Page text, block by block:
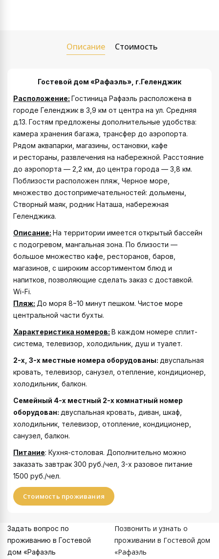
Описание Стоимость
Гостевой дом «Рафаэль», г.Геленджик
Расположение: Гостиница Рафаэль расположена в
городе Геленджик в 3,9 км от центра на ул. Средняя
д.13. Гостям предложены дополнительные удобства:
камера хранения багажа, трансфер до аэропорта.
Рядом аквапарки, магазины, остановки, кафе
и рестораны, развлечения на набережной. Расстояние
до аэропорта — 2,2 км, до центра города — 3,8 км.
Поблизости расположен пляж, Черное море,
множество достопримечательностей: дольмены,
Створный маяк, родник Наташа, набережная
Геленджика.
Описание: На территории имеется открытый бассейн
с подогревом, мангальная зона. По близости —
большое множество кафе, ресторанов, баров,
магазинов, с широким ассортиментом блюд и
напитков, позволяющие сделать заказ с доставкой.
Wi-Fi.
Пляж: До моря 8−10 минут пешком. Чистое море
центральной части бухты.
Характеристика номеров: В каждом номере сплит-
система, телевизор, холодильник, душ и туалет.
2-х, 3-х местные номера оборудованы: двуспальная
кровать, телевизор, санузел, отепление, кондиционер,
холодильник, балкон.
Семейный 4-х местный 2-х комнатный номер
оборудован: двуспальная кровать, диван, шкаф,
холодильник, телевизор, отопление, кондиционер,
санузел, балкон.
Питание: Кухня-столовая. Дополнительно можно
заказать завтрак 300 руб./чел, 3-х разовое питание
1500 руб./чел.
Стоимость проживания
Задать вопрос по
проживанию в Гостевой
дом «Рафаэль
Позвонить и узнать о
проживании в Гостевой дом
«Рафаэль